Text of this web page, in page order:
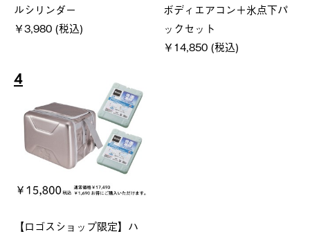
ルシリンダー
￥3,980 (税込)
ボディエアコン＋氷点下パ
ックセット
￥14,850 (税込)
4
【ロゴスショップ限定】ハ